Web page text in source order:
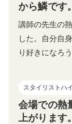
から鱗です。
講師の先生の
した。自分自
り好きになろ
スタイリストハ
会場での熱
上がります。